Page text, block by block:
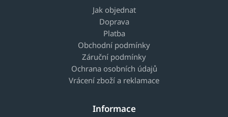
Jak objednat
Doprava
Platba
Obchodní podmínky
Záruční podmínky
Ochrana osobních údajů
Vrácení zboží a reklamace
Informace